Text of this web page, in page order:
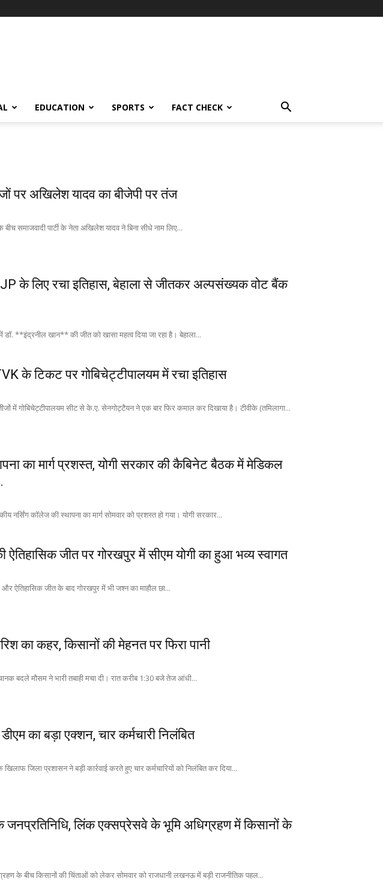
EDUCATION SPORTS FACT CHECK
पर अखिलेश यादव का बीजेपी पर तंज
समाजवादी पार्टी के नेता अखिलेश यादव ने बिना सीधे नाम लिए...
के लिए रचा इतिहास, बेहाला से जीतकर अल्पसंख्यक वोट बैंक
**इंद्रनील खान** की जीत को खासा महत्व दिया जा रहा है। बेहाला...
के टिकट पर गोबिचेट्टीपालयम में रचा इतिहास
में गोबिचेट्टीपालयम सीट से के.ए. सेनगोट्टैयन ने एक बार फिर कमाल कर दिखाया है। टीवीके (तमिलागा...
का मार्ग प्रशस्त, योगी सरकार की कैबिनेट बैठक में मेडिकल
नर्सिंग कॉलेज की स्थापना का मार्ग सोमवार को प्रशस्त हो गया। योगी सरकार...
ऐतिहासिक जीत पर गोरखपुर में सीएम योगी का हुआ भव्य स्वागत
और ऐतिहासिक जीत के बाद गोरखपुर में भी जश्न का माहौल छा...
का कहर, किसानों की मेहनत पर फिरा पानी
बदले मौसम ने भारी तबाही मचा दी। रात करीब 1:30 बजे तेज आंधी...
का बड़ा एक्शन, चार कर्मचारी निलंबित
जिला प्रशासन ने बड़ी कार्रवाई करते हुए चार कर्मचारियों को निलंबित कर दिया...
लिंक एक्सप्रेसवे के भूमि अधिग्रहण में किसानों के
के बीच किसानों की चिंताओं को लेकर सोमवार को राजधानी लखनऊ में बड़ी राजनीतिक पहल...